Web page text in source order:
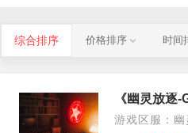
综合排序 价格排序 时间
《幽灵放逐
游戏区服：